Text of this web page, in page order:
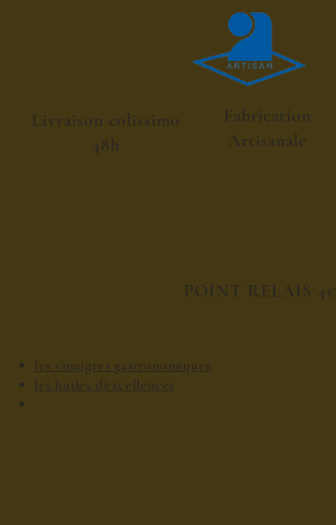
Livraison colissimo
48h
Fabrication
Artisanale
POINT RELAIS 4€
les vinaigres gastronomiques
les huiles d'excellences